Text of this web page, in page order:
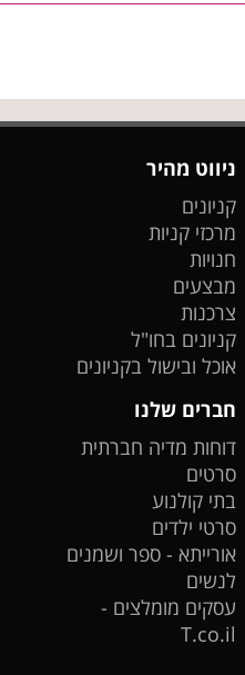
ניווט מהיר
קניונים
מרכזי קניות
חנויות
מבצעים
צרכנות
קניונים בחו"ל
אוכל ובישול בקניונים
חברים שלנו
דוחות מדיה חברתית
סרטים
בתי קולנוע
סרטי ילדים
אורייתא - ספר ושמנים
לנשים
עסקים מומלצים -
T.co.il